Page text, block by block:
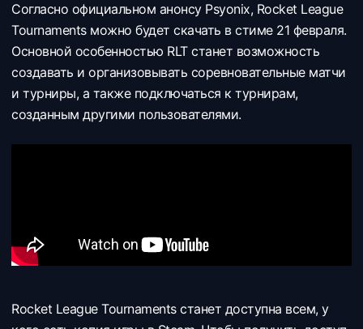
Согласно официальном анонсу Psyonix, Rocket League
Tournaments можно будет скачать в стиме 21 февраля.
Основной особенностью RLT станет возможность
создавать и организовывать соревновательные матчи
и турниры, а также подключаться к турнирам,
созданным другими пользователями.
Rocket League Tournaments станет доступна всем, у